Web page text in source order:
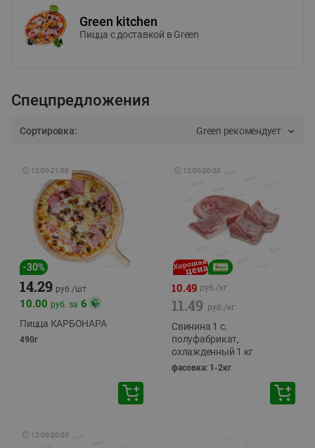
Green kitchen
Пицца c доставкой в Green
Спецпредложения
Сортировка: Green рекомендует
🕘 12:00-21:00
-30%
14.29 руб./шт
10.00 руб. за 6
Пицца КАРБОНАРА
490г
🕘 12:00-20:00
10.49 руб./кг
11.49 руб./кг
Свинина 1 с.
полуфабрикат,
охлажденный 1 кг
фасовка: 1-2кг
🕘 12:00-20:00